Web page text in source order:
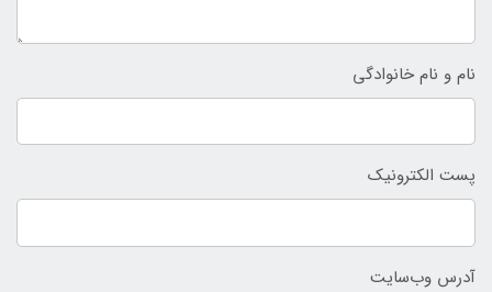
نام و نام خانوادگی
پست الکترونیک
آدرس وب‌سایت